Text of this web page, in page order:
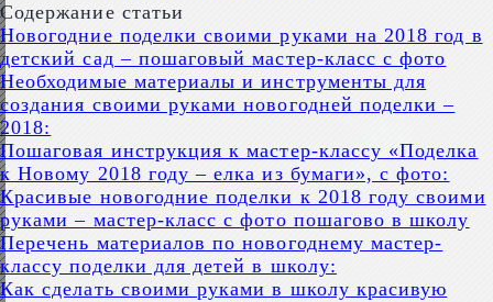
Содержание статьи
Новогодние поделки своими руками на 2018 год в
детский сад – пошаговый мастер-класс с фото
Необходимые материалы и инструменты для
создания своими руками новогодней поделки –
2018:
Пошаговая инструкция к мастер-классу «Поделка
к Новому 2018 году – елка из бумаги», с фото:
Красивые новогодние поделки к 2018 году своими
руками – мастер-класс с фото пошагово в школу
Перечень материалов по новогоднему мастер-
классу поделки для детей в школу:
Как сделать своими руками в школу красивую